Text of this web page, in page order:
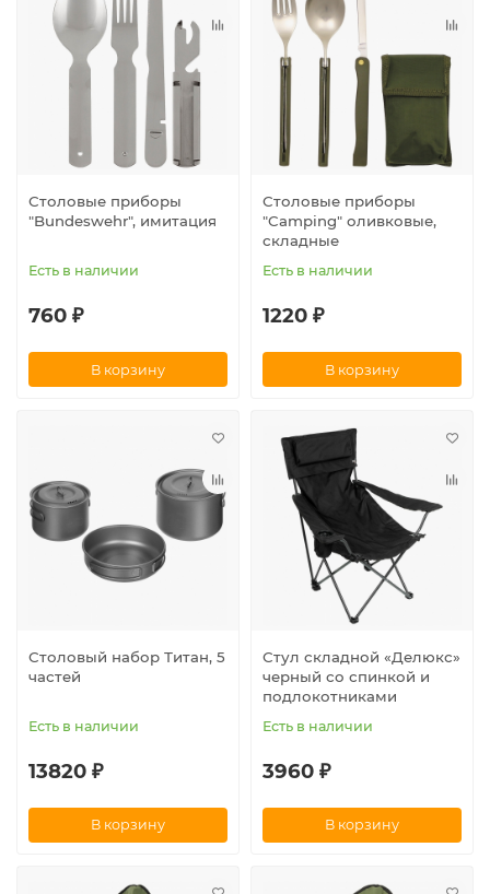
Столовые приборы
"Bundeswehr", имитация
Есть в наличии
760 ₽
В корзину
Столовые приборы
"Camping" оливковые,
складные
Есть в наличии
1220 ₽
В корзину
Столовый набор Титан, 5
частей
Есть в наличии
13820 ₽
В корзину
Стул складной «Делюкс»
черный со спинкой и
подлокотниками
Есть в наличии
3960 ₽
В корзину